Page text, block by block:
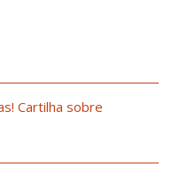
Cartilha sobre